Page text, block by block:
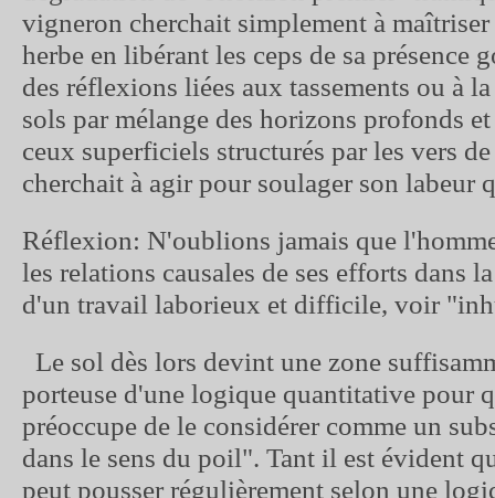
vigneron cherchait simplement à
herbe en libérant les ceps de sa présence
des réflexions liées aux tassements ou à
sols par mélange des horizons profonds
ceux superficiels structurés par les vers
cherchait à agir pour soulager son labeur
Réflexion: N'oublions jamais que
les relations causales de ses efforts dans
d'un travail laborieux et difficile, voir
Le sol dès lors devint une zone
porteuse d'une logique quantitative pour
préoccupe de le considérer comme un
dans le sens du poil". Tant il est évident
peut pousser régulièrement selon une